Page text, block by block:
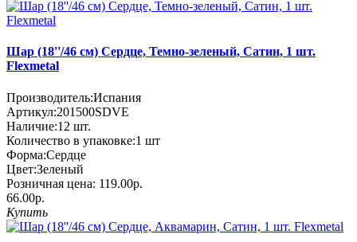
Шар (18''/46 см) Сердце, Темно-зеленый, Сатин, 1 шт.
Flexmetal
Производитель:Испания
Артикул:201500SDVE
Наличие:12 шт.
Количество в упаковке:1 шт
Форма:Сердце
Цвет:Зеленый
Розничная цена: 119.00р.
66.00р.
Купить